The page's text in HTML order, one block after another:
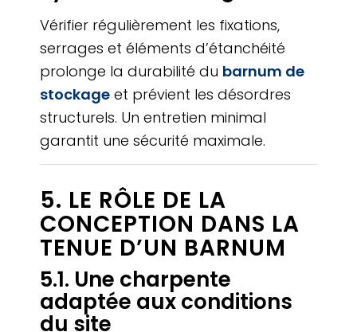
Vérifier régulièrement les fixations,
serrages et éléments d’étanchéité
prolonge la durabilité du barnum de
stockage et prévient les désordres
structurels. Un entretien minimal
garantit une sécurité maximale.
5. LE RÔLE DE LA
CONCEPTION DANS LA
TENUE D’UN BARNUM
5.1. Une charpente
adaptée aux conditions
du site